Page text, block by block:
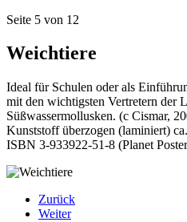
Seite 5 von 12
Weichtiere
Ideal für Schulen oder als
mit den wichtigsten Vertretern der
Süßwassermollusken. (c Cismar,
Kunststoff überzogen (laminiert)
ISBN 3-933922-51-8 (Planet
Zurück
Weiter